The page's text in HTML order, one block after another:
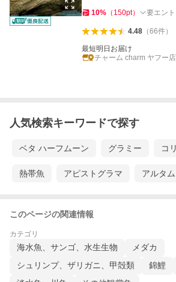
10% （ 150pt） 要エン
4.48（66件）
最短明日お届け
チャーム charm ヤフー店
人気検索キーワードで探す
ベタ ハーフムーン グラミー コ
熱帯魚 アピストグラマ アルタ
このページの関連情報
カテゴリ
海水魚、サンゴ、水生生物
メダカ
シュリンプ、ザリガニ、甲殻類
錦鯉